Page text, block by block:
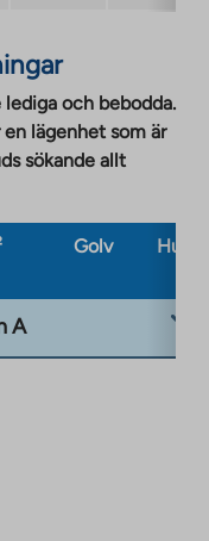
och bebodda.
lägenhet som är
sökande allt
Golv
A